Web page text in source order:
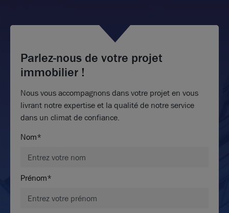
Parlez-nous de votre projet
immobilier !
Nous vous accompagnons dans votre projet en vous
livrant notre expertise et la qualité de notre service
dans un climat de confiance.
Nom*
Prénom*